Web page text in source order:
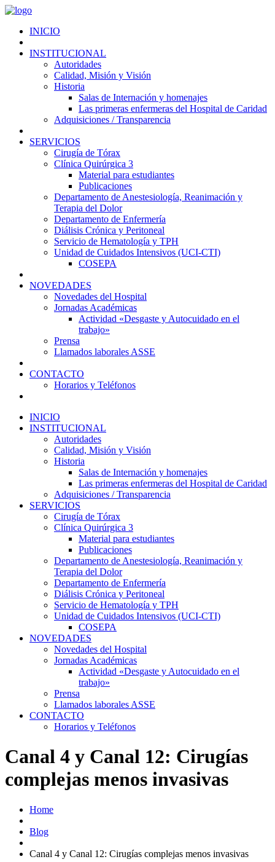
INICIO
INSTITUCIONAL
Autoridades
Calidad, Misión y Visión
Historia
Salas de Internación y homenajes
Las primeras enfermeras del Hospital de Caridad
Adquisiciones / Transparencia
SERVICIOS
Cirugía de Tórax
Clínica Quirúrgica 3
Material para estudiantes
Publicaciones
Departamento de Anestesiología, Reanimación y
Terapia del Dolor
Departamento de Enfermería
Diálisis Crónica y Peritoneal
Servicio de Hematología y TPH
Unidad de Cuidados Intensivos (UCI-CTI)
COSEPA
NOVEDADES
Novedades del Hospital
Jornadas Académicas
Actividad «Desgaste y Autocuidado en el
trabajo»
Prensa
Llamados laborales ASSE
CONTACTO
Horarios y Teléfonos
INICIO
INSTITUCIONAL
Autoridades
Calidad, Misión y Visión
Historia
Salas de Internación y homenajes
Las primeras enfermeras del Hospital de Caridad
Adquisiciones / Transparencia
SERVICIOS
Cirugía de Tórax
Clínica Quirúrgica 3
Material para estudiantes
Publicaciones
Departamento de Anestesiología, Reanimación y
Terapia del Dolor
Departamento de Enfermería
Diálisis Crónica y Peritoneal
Servicio de Hematología y TPH
Unidad de Cuidados Intensivos (UCI-CTI)
COSEPA
NOVEDADES
Novedades del Hospital
Jornadas Académicas
Actividad «Desgaste y Autocuidado en el
trabajo»
Prensa
Llamados laborales ASSE
CONTACTO
Horarios y Teléfonos
Canal 4 y Canal 12: Cirugías
complejas menos invasivas
Home
Blog
Canal 4 y Canal 12: Cirugías complejas menos invasivas